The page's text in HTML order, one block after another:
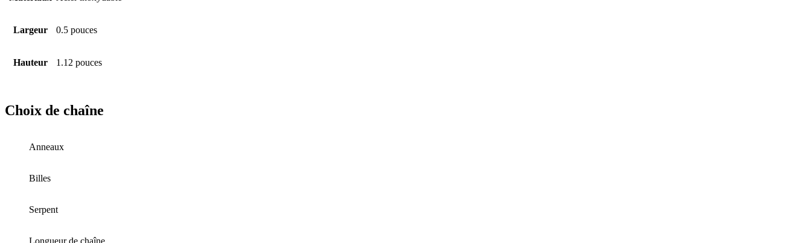
Largeur 0.5 pouces
Hauteur 1.12 pouces
Choix de chaîne
Anneaux
Billes
Serpent